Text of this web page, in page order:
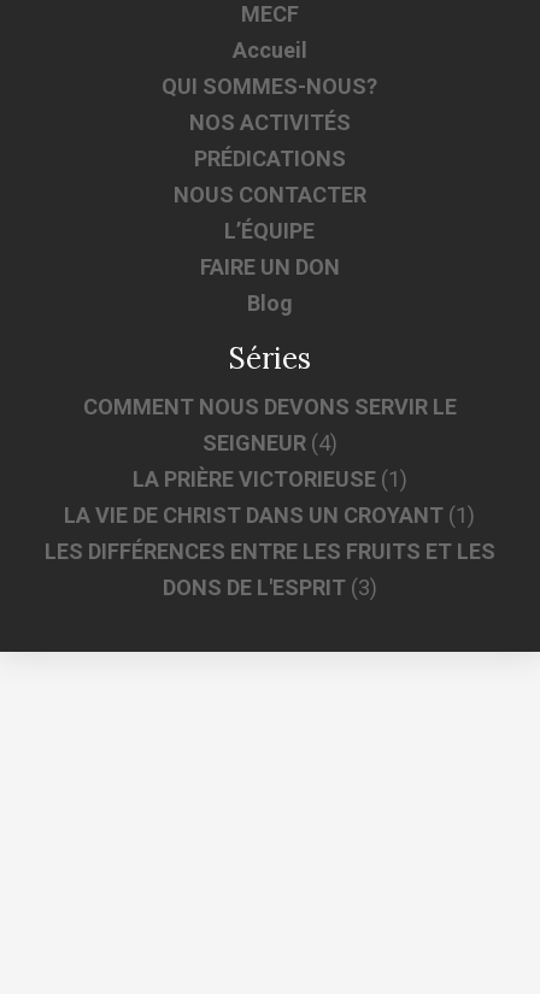
MECF
Accueil
QUI SOMMES-NOUS?
NOS ACTIVITÉS
PRÉDICATIONS
NOUS CONTACTER
L’ÉQUIPE
FAIRE UN DON
Blog
Séries
COMMENT NOUS DEVONS SERVIR LE
SEIGNEUR(4)
LA PRIÈRE VICTORIEUSE(1)
LA VIE DE CHRIST DANS UN CROYANT (1)
LES DIFFÉRENCES ENTRE LES FRUITS ET LES
DONS DE L'ESPRIT(3)